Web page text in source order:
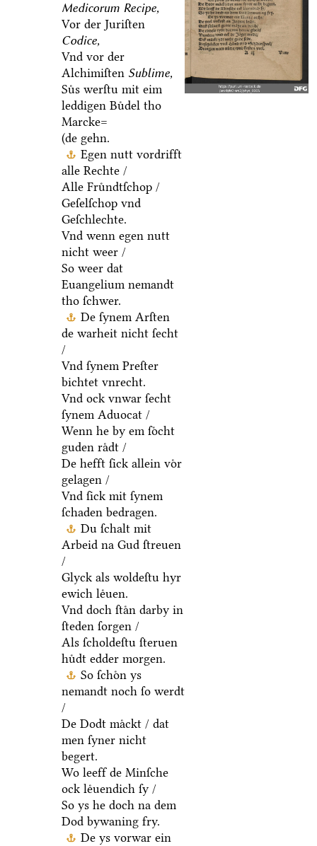
Medicorum Recipe,
Vor der Juriſten
Codice,
Vnd vor der
Alchimiſten Sublime,
Suͤs werſtu mit eim
leddigen Buͤdel tho
Marcke=
(de gehn.
Egen nutt vordrifft
alle Rechte /
Alle Fruͤndtſchop /
Geſelſchop vnd
Geſchlechte.
Vnd wenn egen nutt
nicht weer /
So weer dat
Euangelium nemandt
tho ſchwer.
De ſynem Arſten
de warheit nicht ſecht
/
Vnd ſynem Preſter
bichtet vnrecht.
Vnd ock vnwar ſecht
ſynem Aduocat /
Wenn he by em ſoͤcht
guden raͤdt /
De hefft ſick allein voͤr
gelagen /
Vnd ſick mit ſynem
ſchaden bedragen.
Du ſchalt mit
Arbeid na Gud ſtreuen
/
Glyck als woldeſtu hyr
ewich leͤuen.
Vnd doch ſtaͤn darby in
ſteden ſorgen /
Als ſcholdeſtu ſteruen
huͤdt edder morgen.
So ſchoͤn ys
nemandt noch ſo werdt
/
De Dodt maͤckt / dat
men ſyner nicht
begert.
Wo leeff de Minſche
ock leͤuendich ſy /
So ys he doch na dem
Dod bywaning fry.
De ys vorwar ein